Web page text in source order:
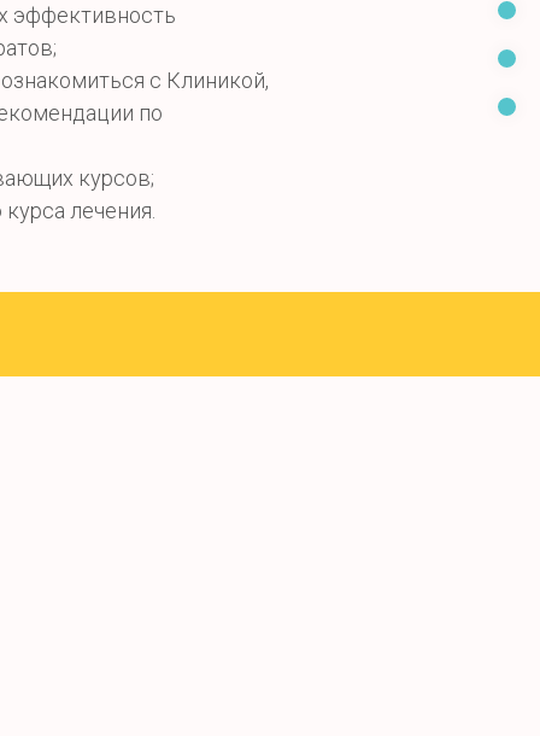
эффективность
с Клиникой,
по
курсов;
лечения.